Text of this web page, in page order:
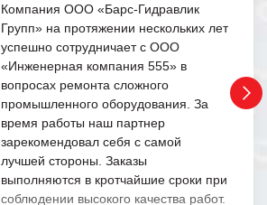
Компания ООО «Барс-Гидравлик
Групп» на протяжении нескольких лет
успешно сотрудничает с ООО
«Инженерная компания 555» в
вопросах ремонта сложного
промышленного оборудования. За
время работы наш партнер
зарекомендовал себя с самой
лучшей стороны. Заказы
выполняются в кротчайшие сроки при
соблюдении высокого качества работ.